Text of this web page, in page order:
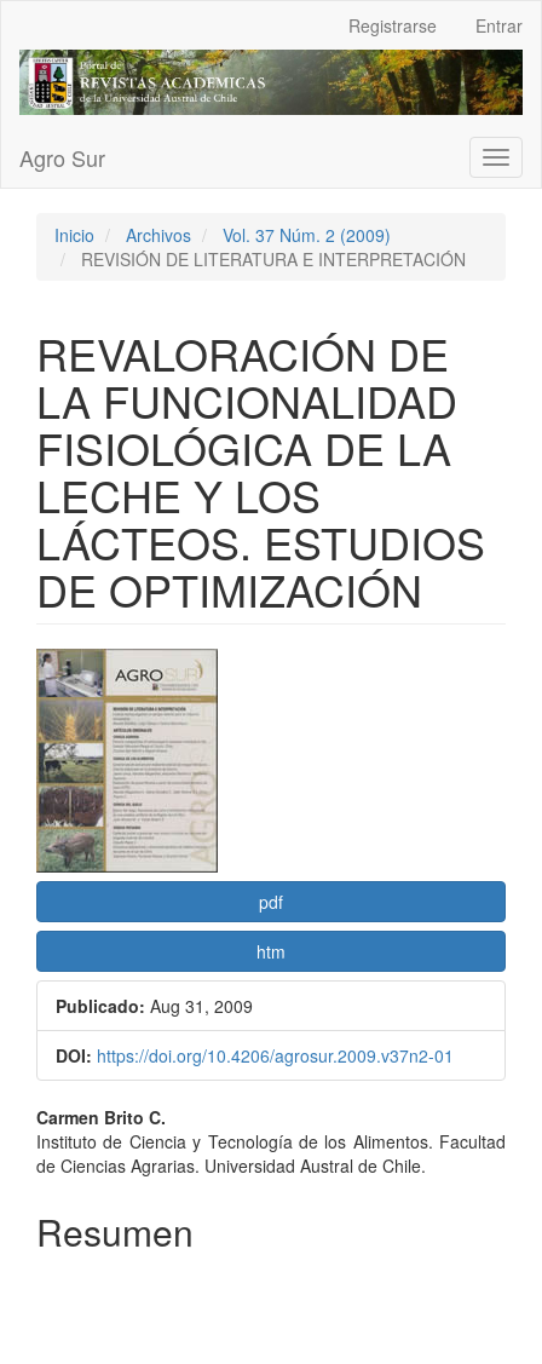
Contenido
principal
Barra
Registrarse Entrar
Agro Sur
Inicio Archivos
Vol. 37 Núm. 2 (2009)
REVISIÓN DE LITERATURA E INTERPRETACIÓN
REVALORACIÓN DE
LA FUNCIONALIDAD
FISIOLÓGICA DE LA
LECHE Y LOS
LÁCTEOS. ESTUDIOS
DE OPTIMIZACIÓN
Barra
lateral
del
artículo
pdf
htm
Publicado: Aug 31, 2009
DOI: https://doi.org/10.4206/agrosur.2009.v37n2-01
Contenido
principal
artículo
Carmen Brito C.
Instituto de Ciencia y Tecnología de los Alimentos. Facultad
de Ciencias Agrarias. Universidad Austral de Chile.
Resumen